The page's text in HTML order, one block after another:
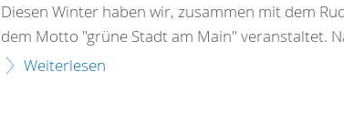
Diesen Winter haben wir, zusammen mit dem
dem Motto "grüne Stadt am Main" veranstaltet.
Weiterlesen